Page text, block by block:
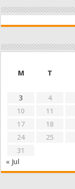
M
T
3
4
10
11
17
18
24
25
31
« Jul